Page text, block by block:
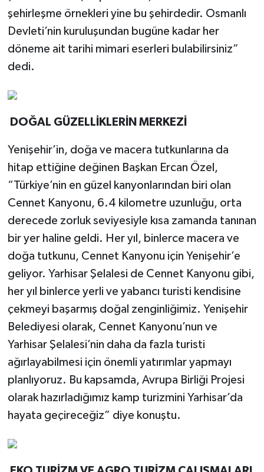
şehirleşme örnekleri yine bu şehirdedir. Osmanlı
Devleti’nin kuruluşundan bugüne kadar her
döneme ait tarihi mimari eserleri bulabilirsiniz”
dedi.
DOĞAL GÜZELLİKLERİN MERKEZİ
Yenişehir’in, doğa ve macera tutkunlarına da
hitap ettiğine değinen Başkan Ercan Özel,
“Türkiye’nin en güzel kanyonlarından biri olan
Cennet Kanyonu, 6.4 kilometre uzunluğu, orta
derecede zorluk seviyesiyle kısa zamanda tanınan
bir yer haline geldi. Her yıl, binlerce macera ve
doğa tutkunu, Cennet Kanyonu için Yenişehir’e
geliyor. Yarhisar Şelalesi de Cennet Kanyonu gibi,
her yıl binlerce yerli ve yabancı turisti kendisine
çekmeyi başarmış doğal zenginliğimiz. Yenişehir
Belediyesi olarak, Cennet Kanyonu’nun ve
Yarhisar Şelalesi’nin daha da fazla turisti
ağırlayabilmesi için önemli yatırımlar yapmayı
planlıyoruz. Bu kapsamda, Avrupa Birliği Projesi
olarak hazırladığımız kamp turizmini Yarhisar’da
hayata geçireceğiz” diye konuştu.